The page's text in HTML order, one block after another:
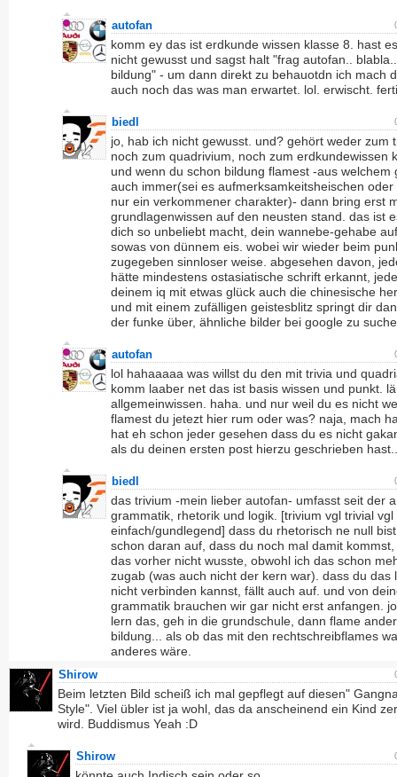
autofan
komm ey das ist erdkunde wissen klasse 8. hast
nicht gewusst und sagst halt "frag autofan..
bildung" - um dann direkt zu behauotdn ich mach
auch noch das was man erwartet. lol. erwischt.
biedl
jo, hab ich nicht gewusst. und? gehört weder zum
noch zum quadrivium, noch zum erdkundewissen
und wenn du schon bildung flamest -aus welchem
auch immer(sei es aufmerksamkeitsheischen oder
nur ein verkommener charakter)- dann bring erst
grundlagenwissen auf den neusten stand. das ist
dich so unbeliebt macht, dein wannebe-gehabe
sowas von dünnem eis. wobei wir wieder beim
zugegeben sinnloser weise. abgesehen davon,
hätte mindestens ostasiatische schrift erkannt,
deinem iq mit etwas glück auch die chinesische
und mit einem zufälligen geistesblitz springt dir
der funke über, ähnliche bilder bei google zu
autofan
lol hahaaaaa was willst du den mit trivia und
komm laaber net das ist basis wissen und punkt.
allgemeinwissen. haha. und nur weil du es nicht
flamest du jetezt hier rum oder was? naja, mach
hat eh schon jeder gesehen dass du es nicht
als du deinen ersten post hierzu geschrieben
biedl
das trivium -mein lieber autofan- umfasst seit der
grammatik, rhetorik und logik. [trivium vgl trivial vgl
einfach/gundlegend] dass du rhetorisch ne null
schon daran auf, dass du noch mal damit
das vorher nicht wusste, obwohl ich das schon
zugab (was auch nicht der kern war). dass du das
nicht verbinden kannst, fällt auch auf. und von
grammatik brauchen wir gar nicht erst anfangen.
lern das, geh in die grundschule, dann flame
bildung... als ob das mit den rechtschreibflames
anderes wäre.
Shirow
Beim letzten Bild scheiß ich mal gepflegt auf diesen"
Style". Viel übler ist ja wohl, das da anscheinend ein Kind
wird. Buddismus Yeah :D
Shirow